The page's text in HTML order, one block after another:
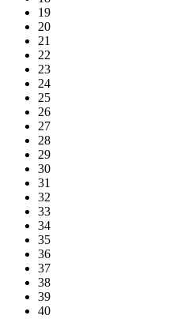
19
20
21
22
23
24
25
26
27
28
29
30
31
32
33
34
35
36
37
38
39
40